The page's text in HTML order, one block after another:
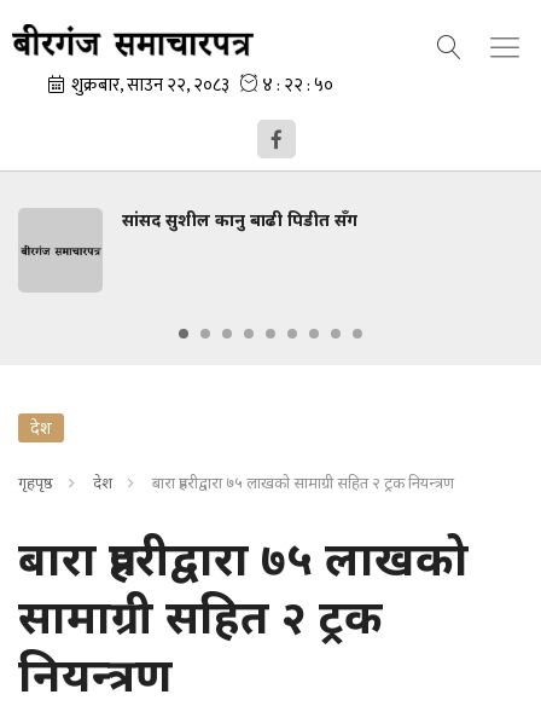
सांसद सुशील कानु बाढी पिडीत सँग
देश
गृहपृष्ठ देश बारा प्रहरीद्वारा ७५ लाखको सामाग्री सहित २ ट्रक नियन्त्रण
बारा प्रहरीद्वारा ७५ लाखको
सामाग्री सहित २ ट्रक
नियन्त्रण